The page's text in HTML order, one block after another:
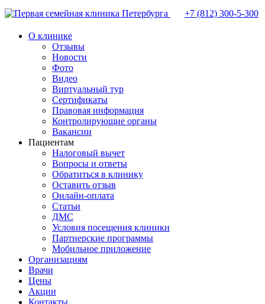
+7 (812) 300-5-300
О клинике
Отзывы
Новости
Фото
Видео
Виртуальный тур
Сертификаты
Правовая информация
Контролирующие органы
Вакансии
Пациентам
Налоговый вычет
Вопросы и ответы
Обратиться в клинику
Оставить отзыв
Онлайн-оплата
Статьи
ДМС
Условия посещения клиники
Партнерские программы
Мобильное приложение
Организациям
Врачи
Цены
Акции
Контакты